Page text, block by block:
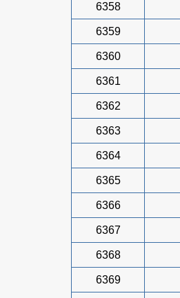
6358
6359
6360
6361
6362
6363
6364
6365
6366
6367
6368
6369